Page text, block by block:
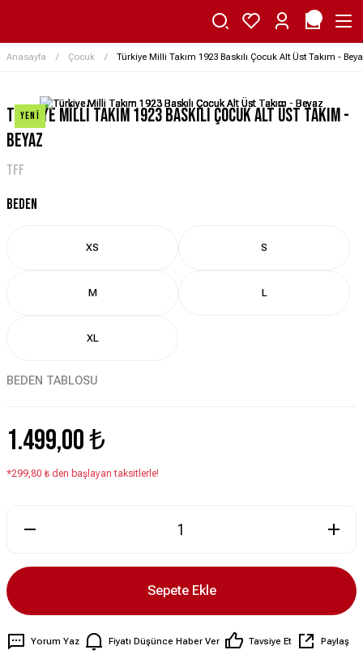
Anasayfa Çocuk Türkiye Milli Takım 1923 Baskılı Çocuk Alt Üst Takım -
Yeni
Türkiye Milli Takım 1923 Baskılı Çocuk Alt Üst Takım -
Beyaz
TFF
BEDEN
XS S
M L
XL
BEDEN TABLOSU
1.499,00 ₺
*299,80 ₺ den başlayan taksitlerle!
Sepete Ekle
Yorum Yaz Fiyatı Düşünce Haber Ver Tavsiye Et Paylaş